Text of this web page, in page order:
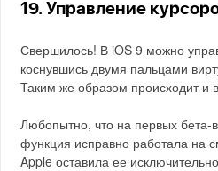
19. Управление
Свершилось! В iOS 9 можно
коснувшись двумя пальцами
Таким же образом происходит и
Любопытно, что на первых бета-
функция исправно работала на
Apple оставила ее